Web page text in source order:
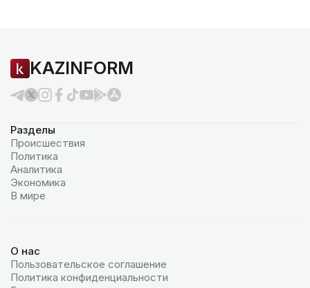
KAZINFORM
Разделы
Происшествия
Политика
Аналитика
Экономика
В мире
О нас
Пользовательское соглашение
Политика конфиденциальности